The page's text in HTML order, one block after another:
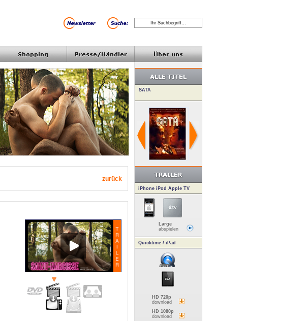
zurück
iPhone iPod Apple TV
Large
abspielen
Quicktime / iPad
HD 720p
download
HD 1080p
download